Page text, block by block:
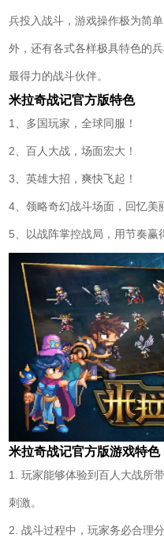
兵投入战斗，游戏操作极为简
外，还有各式各样极具特色的
最得力的战斗伙伴。
米拉奇战记官方版特色
1、多国玩家，全球同服！
2、百人大战，场面宏大！
3、英雄大招，爽快飞起！
4、领略奇幻战斗场面，回忆美
5、以战阵掌控战局，用节奏赢
米拉奇战记官方版游戏特色
1. 玩家能够体验到百人大战所
刺激。
2. 战斗过程中，玩家务必合理